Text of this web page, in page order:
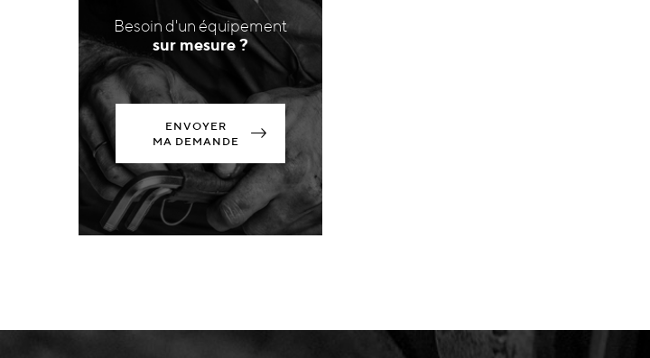
Besoin d'un équipement
sur mesure ?
ENVOYER
MA DEMANDE